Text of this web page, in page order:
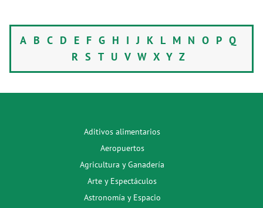
A B C D E F G H IJ K L M N O P Q
R S T U V W X Y Z
Aditivos alimentarios
Aeropuertos
Agricultura y Ganadería
Arte y Espectáculos
Astronomía y Espacio